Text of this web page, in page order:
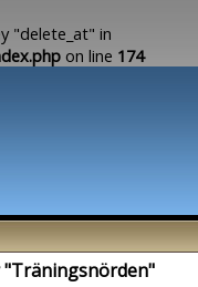
"delete_at" in
on line 174